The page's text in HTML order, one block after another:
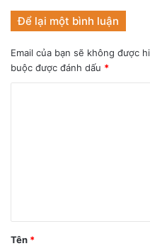
USD (khoảng 164 nghìn tỷ
trung bình của
Nhìn chung, Counterpoint
Để lại một bình luận
Email của bạn sẽ không được
buộc được đánh dấu *
Tên *